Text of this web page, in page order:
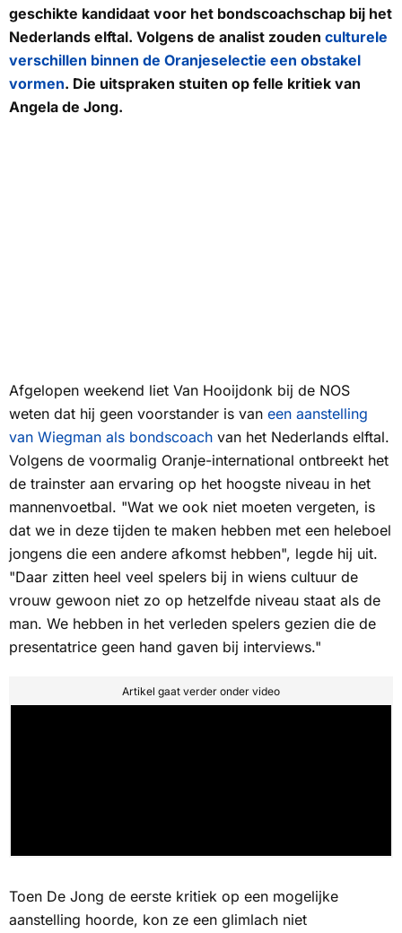
geschikte kandidaat voor het bondscoachschap bij het
Nederlands elftal. Volgens de analist zouden culturele
verschillen binnen de Oranjeselectie een obstakel
vormen. Die uitspraken stuiten op felle kritiek van
Angela de Jong.
Afgelopen weekend liet Van Hooijdonk bij de NOS
weten dat hij geen voorstander is van een aanstelling
van Wiegman als bondscoach van het Nederlands elftal.
Volgens de voormalig Oranje-international ontbreekt het
de trainster aan ervaring op het hoogste niveau in het
mannenvoetbal. "Wat we ook niet moeten vergeten, is
dat we in deze tijden te maken hebben met een heleboel
jongens die een andere afkomst hebben", legde hij uit.
"Daar zitten heel veel spelers bij in wiens cultuur de
vrouw gewoon niet zo op hetzelfde niveau staat als de
man. We hebben in het verleden spelers gezien die de
presentatrice geen hand gaven bij interviews."
Artikel gaat verder onder video
Toen De Jong de eerste kritiek op een mogelijke
aanstelling hoorde, kon ze een glimlach niet